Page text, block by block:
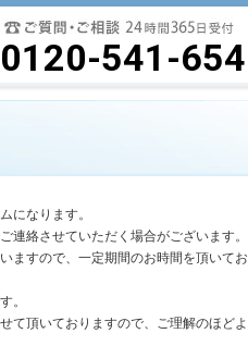
式
0120-541-654
になります。
連絡させていただく場合がございます。
ますので、一定期間のお時間を頂いてお
。
て頂いておりますので、ご理解のほどよ